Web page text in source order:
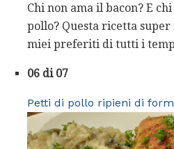
Chi non ama il bacon? E
pollo? Questa ricetta
miei preferiti di tutti i
06 di 07
Petti di pollo ripieni di